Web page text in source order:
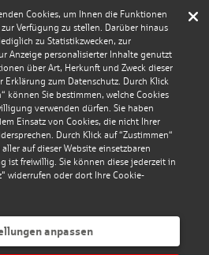
Cookies, um Ihnen die Funktionen
Verfügung zu stellen. Darüber hinaus
zu Statistikzwecken, zur
Anzeige personalisierter Inhalte genutzt
über Art, Herkunft und Zweck dieser
Erklärung zum Datenschutz. Durch Klick
können Sie bestimmen, welche Cookies
verwenden dürfen. Sie haben
Einsatz von Cookies, die nicht Ihrer
Durch Klick auf “Zustimmen“
auf dieser Website einsetzbaren
ist freiwillig. Sie können diese jederzeit in
widerrufen oder dort Ihre Cookie-
anpassen